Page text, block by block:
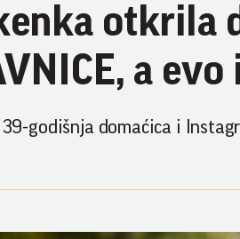
otkrila
a
godišnja domaćica i